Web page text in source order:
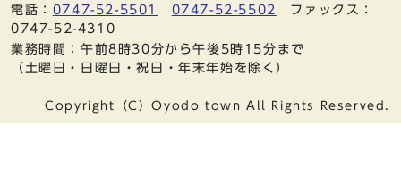
電話： 0747-52-5501 0747-52-5502
ファックス：
0747-52-4310
業務時間：午前8時30分から午後5時15分まで
（土曜日・日曜日・祝日・年末年始を除く）
Copyright（C）Oyodo town All Rights Reserved.